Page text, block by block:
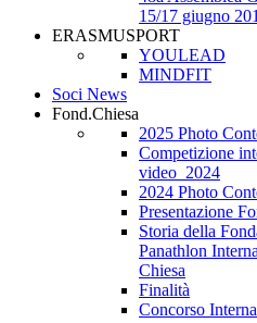
15/17 giugno
ERASMUSPORT
YOULEAD
MINDFIT
Soci News
Fond.Chiesa
2025 Photo
Competizione
video_2024
2024 Photo
Presentazione
Storia della
Panathlon
Chiesa
Finalità
Concorso